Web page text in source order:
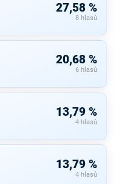
27,58 %
8 hlasů
20,68 %
6 hlasů
13,79 %
4 hlasů
13,79 %
4 hlasů